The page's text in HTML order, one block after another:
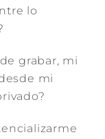
lo
grabar, mi
mi